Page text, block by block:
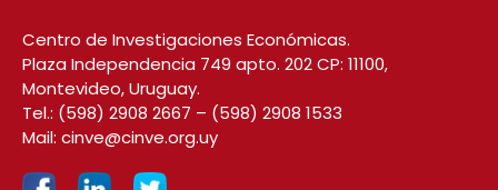
Centro de Investigaciones Económicas.
Plaza Independencia 749 apto. 202 CP: 11100,
Montevideo, Uruguay.
Tel.: (598) 2908 2667 – (598) 2908 1533
Mail: cinve@cinve.org.uy